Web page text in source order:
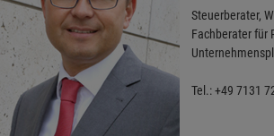
Steuerberater,
Fachberater für
Tel.: +49 7131